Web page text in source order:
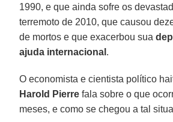
1990, e que ainda sofre os
terremoto de 2010, que causou
de mortos e que exacerbou sua
ajuda internacional .
O economista e cientista político
Harold Pierre fala sobre o que
meses, e como se chegou a tal